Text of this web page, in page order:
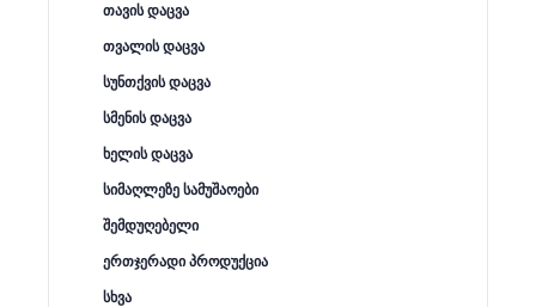
თავის დაცვა
თვალის დაცვა
სუნთქვის დაცვა
სმენის დაცვა
ხელის დაცვა
სიმაღლეზე სამუშაოები
შემდუღებელი
ერთჯერადი პროდუქცია
სხვა